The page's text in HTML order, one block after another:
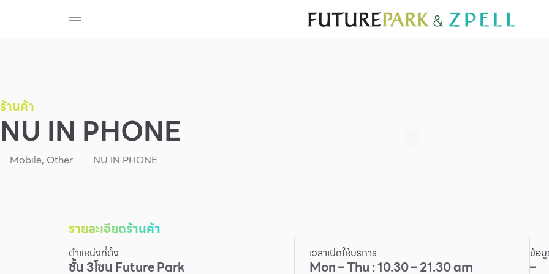
สำหรับนักท่องเที่ยว มีอะไรใหม่ แผนผังร้านค้า
Food
Furniture
ร้านค้า
NU IN PHONE
Mobile, Other NU IN PHONE
รายละเอียดร้านค้า
ตำแหน่งที่ตั้ง
ชั้น3โซนFuture Park
เวลาเปิดให้บริการ
Mon – Thu : 10.30 – 21.30 am
ข้อ
–